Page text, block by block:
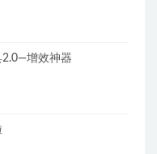
2.0—增效神器